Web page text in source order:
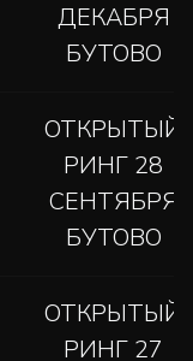
ДЕКАБРЯ
БУТОВО
ОТКРЫТЫЙ
РИНГ 28
СЕНТЯБРЯ
БУТОВО
ОТКРЫТЫЙ
РИНГ 27